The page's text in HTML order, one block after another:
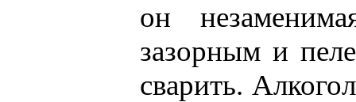
он
зазорным и
сварить.